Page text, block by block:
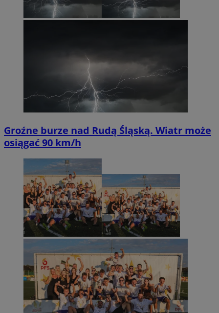
Groźne burze nad Rudą Śląską. Wiatr może
osiągać 90 km/h